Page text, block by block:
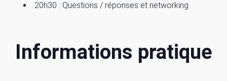
20h30 : Questions / réponses et networking
Informations pratiques